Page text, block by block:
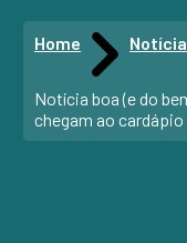
Home
Notícia boa (e do
chegam ao